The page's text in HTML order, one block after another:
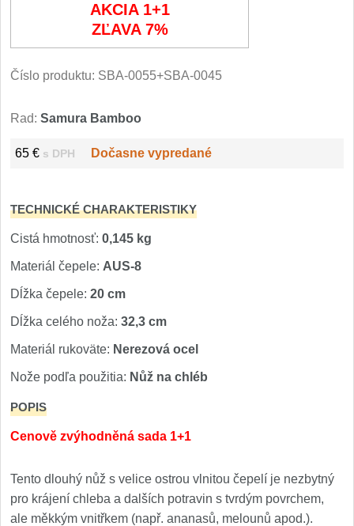
Steakové nože 2
Plátkovací nože 27
Porcovací nože
Sekáčky a speciální nože
Japonské nože 57
Príslušenstvo 2
Zavírací nože
Vreckové 6
Turistické
Speciální 4
Nože s pevnou čepeľou
Taktické 8
AKCIA 1+1
ZĽAVA 7%
Číslo produktu: SBA-0055+SBA-0045
Rad: Samura Bamboo
65 € s DPH Dočasne vypredané
TECHNICKÉ CHARAKTERISTIKY
Cistá hmotnosť: 0,145 kg
Materiál čepele: AUS-8
Dĺžka čepele: 20 cm
Dĺžka celého noža: 32,3 cm
Materiál rukoväte: Nerezová ocel
Nože podľa použitia: Nůž na chléb
POPIS
Cenově zvýhodněná sada 1+1
Tento dlouhý nůž s velice ostrou vlnitou čepelí je nezbytný
pro krájení chleba a dalších potravin s tvrdým povrchem,
ale měkkým vnitřkem (např. ananasů, melounů apod.).